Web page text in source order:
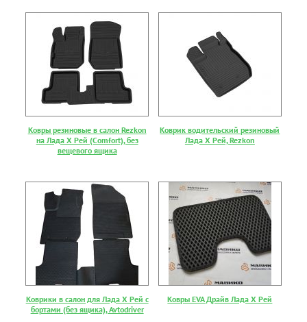
Ковры резиновые в салон Rezkon
на Лада Х Рей (Comfort), без
вещевого ящика
Коврик водительский резиновый
Лада Х Рей, Rezkon
Коврики в салон для Лада Х Рей с
бортами (без ящика), Avtodriver
Ковры EVA Драйв Лада Х Рей